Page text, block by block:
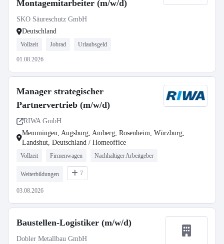
Montagemitarbeiter (m/w/d)
SKO Säureschutz GmbH
Deutschland
Vollzeit Jobrad Urlaubsgeld
01.08.2026
Manager strategischer
Partnervertrieb (m/w/d)
RIWA GmbH
Memmingen, Augsburg, Amberg, Rosenheim, Würzburg,
Landshut, Deutschland / Homeoffice
Vollzeit Firmenwagen Nachhaltiger Arbeitgeber
Weiterbildungen 7
03.08.2026
Baustellen-Logistiker (m/w/d)
Dobler Metallbau GmbH